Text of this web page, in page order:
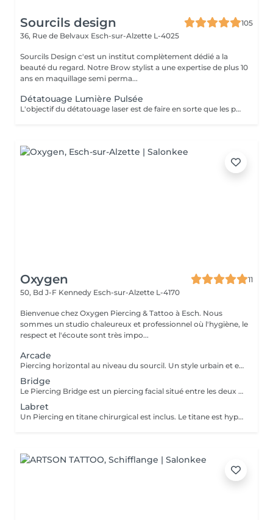
Sourcils design
105
36, Rue de Belvaux Esch-sur-Alzette L-4025
Sourcils Design c'est un institut complètement dédié a la
beauté du regard. Notre Brow stylist a une expertise de plus 10
ans en maquillage semi perma...
Détatouage Lumière Pulsée
L'objectif du détatouage laser est de faire en sorte que les particules d'encre soient digérables par l'organisme. Ainsi le faisceau d'énergie du laser vise le pigment et permet de le faire éclater. Il va ensuite être éliminé par les globules blancs. La quantité de séances dépendra du type d'encre, de la peau et de la technique utilisée par le professionnel qui a réalisé votre tatouage des sourcils. seulement un mois apres la première séance la praticienne pourra déterminer le numéro de séances nécessaires, dans. certaines cas une seule séance suffit comme dans certains outres nous pouvons besoin de trois ou plus. Les poils peuvent temporairement devenir blancs "en raison de l'élimination des pigments" explique l'experte. Cette décoloration est courante et temporaire (en quelques jours seulement, les sourcils retrouvent leur couleur d'origine).
Oxygen
11
50, Bd J-F Kennedy Esch-sur-Alzette L-4170
Bienvenue chez Oxygen Piercing & Tattoo à Esch. Nous
sommes un studio chaleureux et professionnel où l'hygiène, le
respect et l'écoute sont très impo...
Arcade
Piercing horizontal au niveau du sourcil. Un style urbain et expressif, réalisé avec un bijou courbé en titane. Pose précise adaptée à ta morphologie. Si tu souhaites te faire percer mais que tu as peur des aiguilles ou que tu souffres d'anxiété (stress, blocage), nous te demandons de bien vouloir réserver le service intitulé: <<NOM DU PIERCING (Phobie des aiguilles)>> Ce service ne côute pas plus cher. Il est simplement prévu pour des raisons d'organisation, afin que tout le monde soit à l'aise et bien accueilli(e).
Bridge
Le Piercing Bridge est un piercing facial situé entre les deux yeux à la racine du nez. Un Piercing en titane chirurgical est inclus. Le titane est hypoallergénique, léger et idéal pour les premières phases de cicatrisation. Si tu souhaites te faire percer mais que tu as peur des aiguilles ou que tu souffres d'anxiété (stress, blocage), nous te demandons de bien vouloir réserver le service intitulé: <<NOM DU PIERCING (Phobie des aiguilles)>> Ce service ne côute pas plus cher. Il est simplement prévu pour des raisons d'organisation, afin que tout le monde soit à l'aise et bien accueilli(e).
Labret
Un Piercing en titane chirurgical est inclus. Le titane est hypoallergénique, léger et idéal pour les premières phases de cicatrisation. Si tu souhaite te faire percer mais que tu as peur des aiguilles ou que tu souffres d'anxiété (stress, blocage), nous te demandons de bien vouloir réserver le service intitulé: <<NOM DU PIERCING (Phobie des aiguilles)>> Ce service ne côute pas plus cher. Il est simplement prévu pour des raisons d'organisation, afin que tout le monde soit à l'aise et bien accueilli(e).